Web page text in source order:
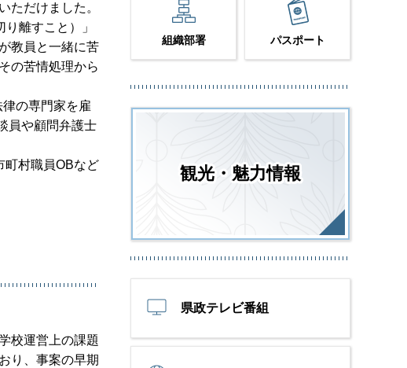
ただけました。
離すこと）」
教員と一緒に苦
の苦情処理から
の専門家を雇
員や顧問弁護士
町村職員OBなど
校運営上の課題
り、事案の早期
組織部署 パスポート
観光・魅力情報
県政テレビ番組